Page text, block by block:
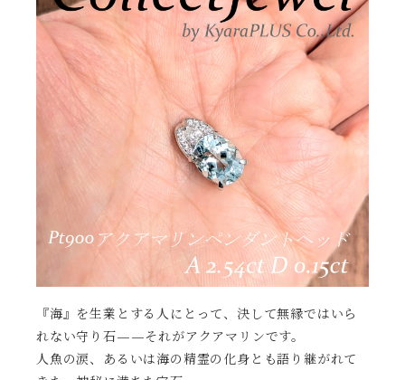
『海』を生業とする人にとって、決して無縁ではいら
れない守り石——それがアクアマリンです。
人魚の涙、あるいは海の精霊の化身とも語り継がれて